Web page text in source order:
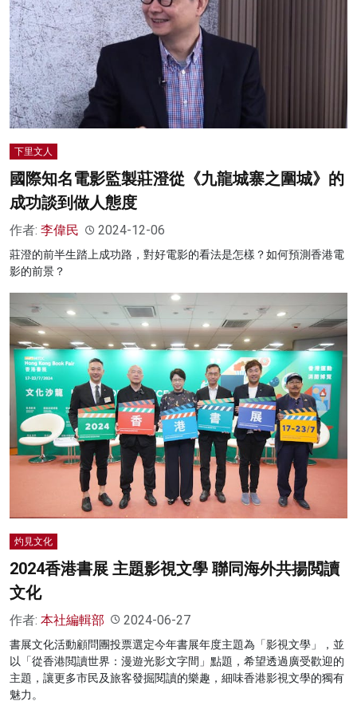
下里文人
國際知名電影監製莊澄從《九龍城寨之圍城》的
成功談到做人態度
作者: 李偉民 2024-12-06
莊澄的前半生踏上成功路，對好電影的看法是怎樣？如何預測香港電
影的前景？
灼見文化
2024香港書展 主題影視文學 聯同海外共揚閲讀
文化
作者: 本社編輯部 2024-06-27
書展文化活動顧問團投票選定今年書展年度主題為「影視文學」，並
以「從香港閲讀世界：漫遊光影文字間」點題，希望透過廣受歡迎的
主題，讓更多市民及旅客發掘閱讀的樂趣，細味香港影視文學的獨有
魅力。